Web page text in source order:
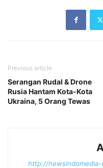
Previous article
Serangan Rudal & Drone
Rusia Hantam Kota-Kota
Ukraina, 5 Orang Tewas
http://newsindomedia-